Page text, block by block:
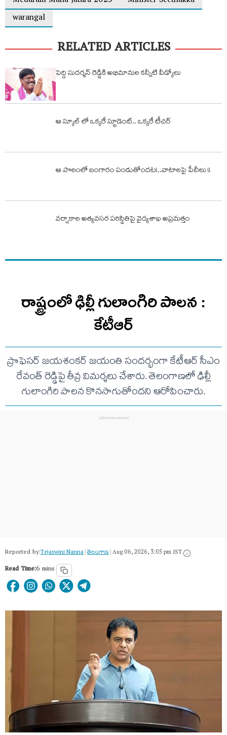
warangal
RELATED ARTICLES
పెద్ది సుదర్శన్ రెడ్డికి అభిమానుల కన్నీటి వీడ్కోలు
ఆ స్కూల్ లో ఒక్కరే స్టూడెంట్.. ఒక్కరే టీచర్
ఆ పొలంలో బంగారం పండుతోందట!..వాటాలపై పేచీలు !!
వర్షాకాల అత్యవసర పరిస్థితిపై వైద్యశాఖ అప్రమత్తం
రాష్ట్రంలో ఢిల్లీ గులాంగిరి పాలన :
కేటీఆర్
ప్రొఫెసర్ జయశంకర్ జయంతి సందర్భంగా కేటీఆర్ సీఎం
రేవంత్ రెడ్డిపై తీవ్ర విమర్శలు చేశారు. తెలంగాణలో ఢిల్లీ
గులాంగిరి పాలన కొనసాగుతోందని ఆరోపించారు.
Reported by:Tejaswini Nanna|తెలంగాణ‌|Aug 06, 2026, 3:05 pm IST
Read Time:6 mins